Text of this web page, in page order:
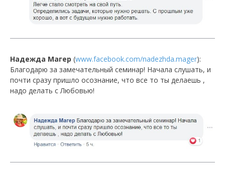
Надежда Магер (www.facebook.com/nadezhda.mager):
Благодарю за замечательный семинар! Начала слушать, и
почти сразу пришло осознание, что все то ты делаешь ,
надо делать с Любовью!